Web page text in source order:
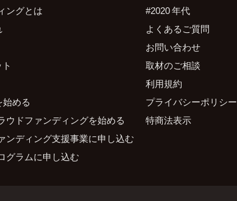
ングとは
める
ウドファンディングを始める
ンディング支援事業に申し込む
グラムに申し込む
#2020 年代
よくあるご質問
お問い合わせ
取材のご相談
利用規約
プライバシーポリシー
特商法表示